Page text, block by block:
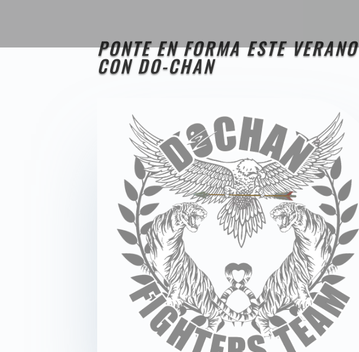
PONTE EN FORMA ESTE VERANO
CON DO-CHAN